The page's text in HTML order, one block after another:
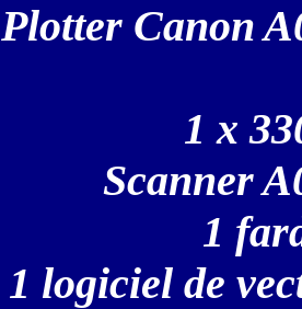
Plotter Canon
1 x
Scanner
1
1 logiciel de